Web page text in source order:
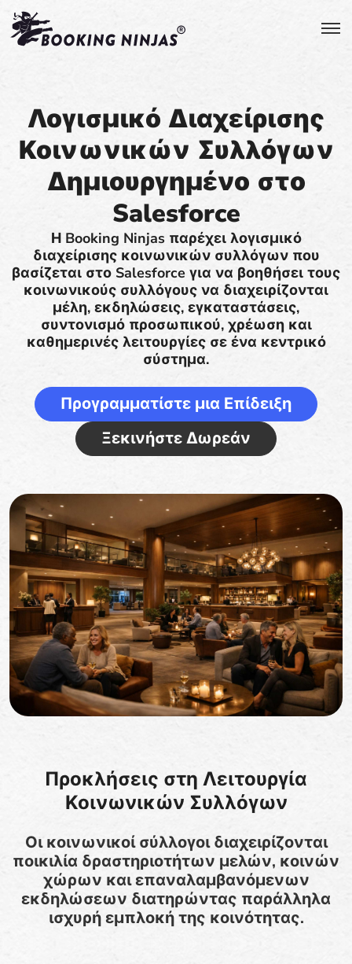
Λογισμικό Διαχείρισης
Κοινωνικών Συλλόγων
Δημιουργημένο στο
Salesforce
Η Booking Ninjas παρέχει λογισμικό
διαχείρισης κοινωνικών συλλόγων που
βασίζεται στο Salesforce για να βοηθήσει τους
κοινωνικούς συλλόγους να διαχειρίζονται
μέλη, εκδηλώσεις, εγκαταστάσεις,
συντονισμό προσωπικού, χρέωση και
καθημερινές λειτουργίες σε ένα κεντρικό
σύστημα.
Προγραμματίστε μια Επίδειξη
Ξεκινήστε Δωρεάν
Προκλήσεις στη Λειτουργία
Κοινωνικών Συλλόγων
Οι κοινωνικοί σύλλογοι διαχειρίζονται
ποικιλία δραστηριοτήτων μελών, κοινών
χώρων και επαναλαμβανόμενων
εκδηλώσεων διατηρώντας παράλληλα
ισχυρή εμπλοκή της κοινότητας.